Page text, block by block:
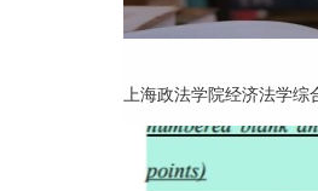
上海政法学院经济法学